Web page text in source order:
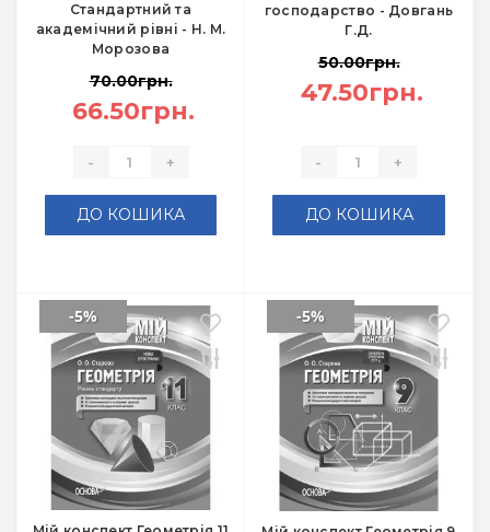
Стандартний та
академічний рівні - Н. М.
Морозова
70.00грн.
66.50грн.
- +
ДО КОШИКА
господарство - Довгань
Г.Д.
50.00грн.
47.50грн.
- +
ДО КОШИКА
-5% -5%